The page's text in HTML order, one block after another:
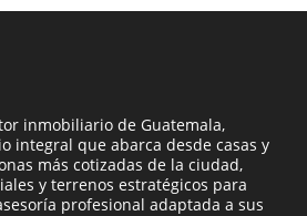
inmobiliario de Guatemala,
integral que abarca desde casas y
más cotizadas de la ciudad,
y terrenos estratégicos para
profesional adaptada a sus